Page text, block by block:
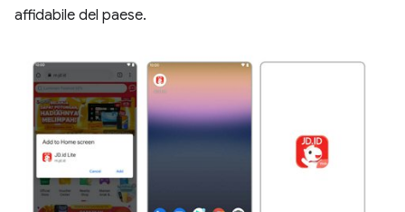
affidabile del paese.